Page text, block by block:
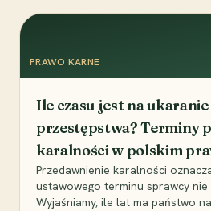
PRAWO KARNE
Ile czasu jest na
przestępstwa? Terminy
karalności w polskim
Przedawnienie karalności
ustawowego terminu sprawcy nie
Wyjaśniamy, ile lat ma państwo